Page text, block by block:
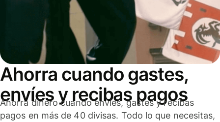
Ahorra cuando gastes,
envíes y recibas pagos
Ahorra dinero cuando envíes, gastes y recibas
pagos en más de 40 divisas. Todo lo que necesitas,